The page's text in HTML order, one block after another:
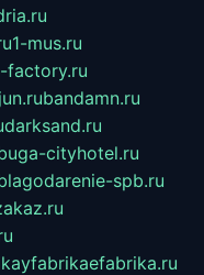
1-mus.ru
factory.ru
bandamn.ru
darksand.ru
cityhotel.ru
spb.ru